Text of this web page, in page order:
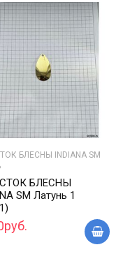
БЛЕСНЫ INDIANA SM
БЛЕСНЫ
SM Латунь 1